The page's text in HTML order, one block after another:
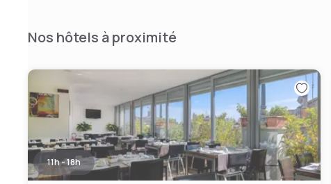
Nos hôtels à proximité
11h - 18h